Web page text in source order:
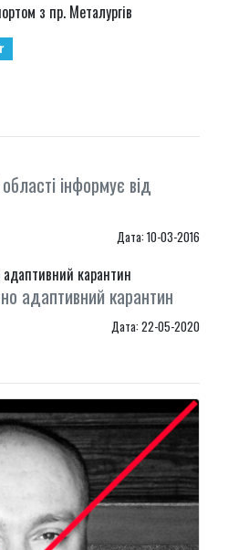
з пр. Металургів
інформує від
Дата: 10-03-2016
адаптивний карантин
Дата: 22-05-2020